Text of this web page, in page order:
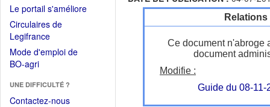
Le portail s'améliore(Fichier
Circulaires de
Legifrance(Ouvrir
dans
une
fenêtre)
Mode d'emploi de
BO-agri(Ouvrir
une
nouvelle
UNE DIFFICULTÉ ?
Contactez-nous
Ce document n'abroge
document
Modifie :
Guide du 08-11-